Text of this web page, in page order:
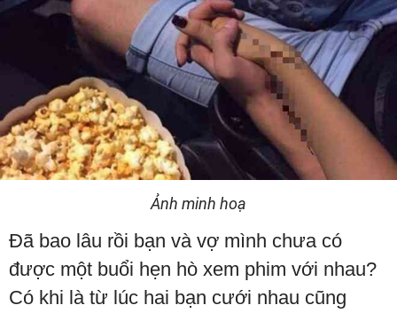
Ảnh minh hoạ
Đã bao lâu rồi bạn và vợ mình chưa có
được một buổi hẹn hò xem phim với nhau?
Có khi là từ lúc hai bạn cưới nhau cũng